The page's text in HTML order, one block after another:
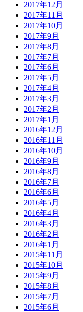
2017年12月
2017年11月
2017年10月
2017年9月
2017年8月
2017年7月
2017年6月
2017年5月
2017年4月
2017年3月
2017年2月
2017年1月
2016年12月
2016年11月
2016年10月
2016年9月
2016年8月
2016年7月
2016年6月
2016年5月
2016年4月
2016年3月
2016年2月
2016年1月
2015年11月
2015年10月
2015年9月
2015年8月
2015年7月
2015年6月